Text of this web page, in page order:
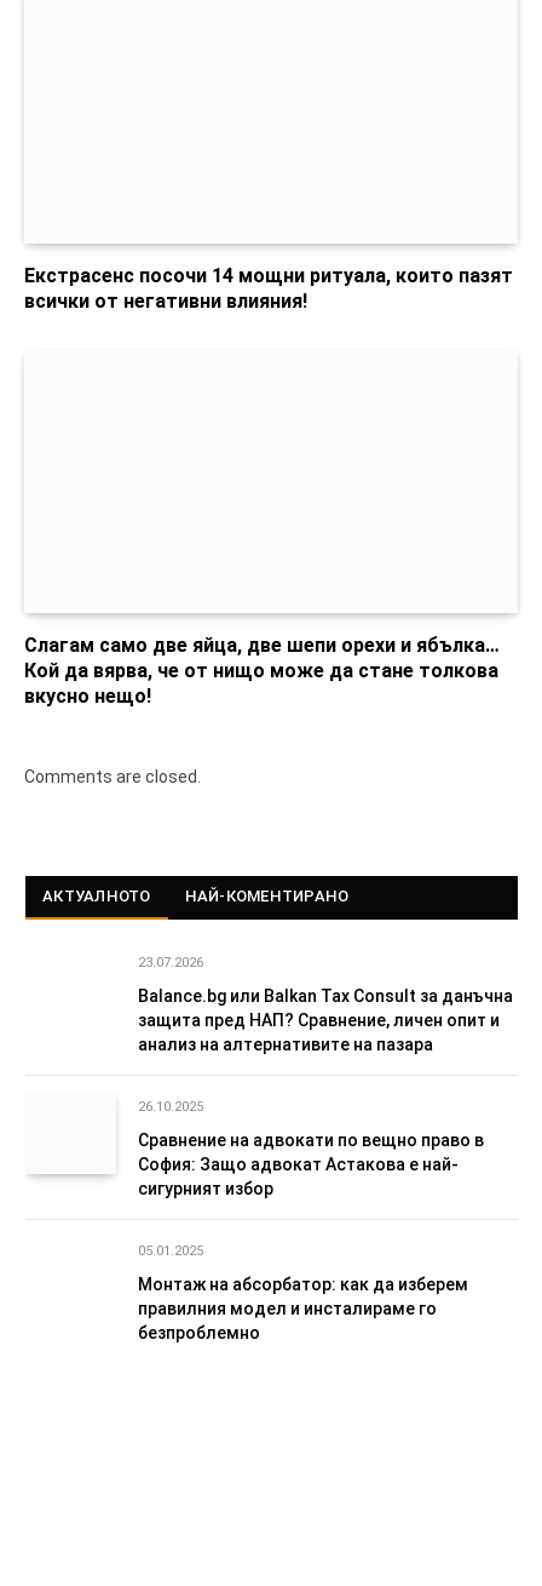
Екстрасенс посочи 14 мощни ритуала, които пазят
всички от негативни влияния!
Слагам само две яйца, две шепи орехи и ябълка…
Кой да вярва, че от нищо може да стане толкова
вкусно нещо!
Comments are closed.
АКТУАЛНОТО НАЙ-КОМЕНТИРАНО
23.07.2026
Balance.bg или Balkan Tax Consult за данъчна
защита пред НАП? Сравнение, личен опит и
анализ на алтернативите на пазара
26.10.2025
Сравнение на адвокати по вещно право в
София: Защо адвокат Астакова е най-
сигурният избор
05.01.2025
Монтаж на абсорбатор: как да изберем
правилния модел и инсталираме го
безпроблемно